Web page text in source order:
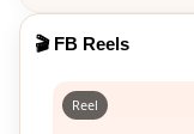
🎬 FB Reels
Reel